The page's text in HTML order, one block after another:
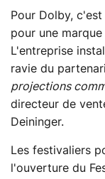
Pour Dolby,
pour une
L'entreprise
ravie du
projections
directeur de
Deininger.
Les festivaliers
l'ouverture du